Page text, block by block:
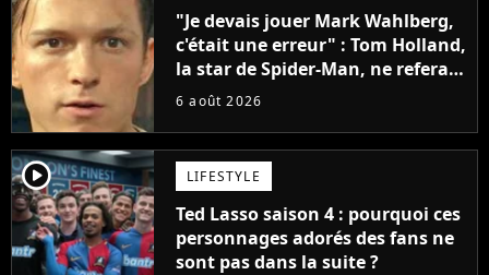
"Je devais jouer Mark Wahlberg,
c'était une erreur" : Tom Holland,
la star de Spider-Man, ne referait
pas ce blockbuster
6 août 2026
player2 LIFESTYLE
Ted Lasso saison 4 : pourquoi ces
personnages adorés des fans ne
sont pas dans la suite ?